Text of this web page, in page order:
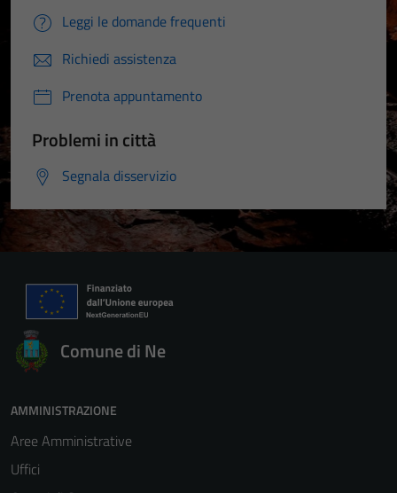
Leggi le domande frequenti
Richiedi assistenza
Prenota appuntamento
Problemi in città
Segnala disservizio
Comune di Ne
AMMINISTRAZIONE
Aree Amministrative
Uffici